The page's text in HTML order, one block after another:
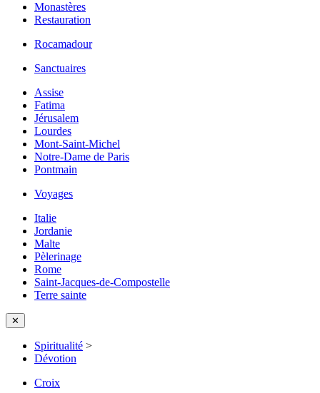
Monastères
Restauration
Rocamadour
Sanctuaires
Assise
Fatima
Jérusalem
Lourdes
Mont-Saint-Michel
Notre-Dame de Paris
Pontmain
Voyages
Italie
Jordanie
Malte
Pèlerinage
Rome
Saint-Jacques-de-Compostelle
Terre sainte
✕
Spiritualité >
Dévotion
Croix